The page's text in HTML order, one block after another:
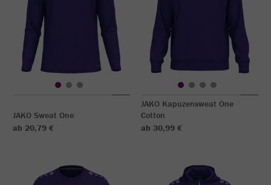
JAKO Sweat One
ab 20,79 €
JAKO Kapuzensweat One
Cotton
ab 30,99 €